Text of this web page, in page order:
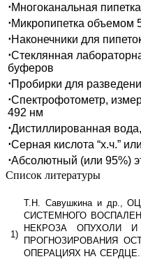
⋅Многоканальная
⋅Микропипетка объемом
⋅Наконечники для
⋅Стеклянная
буферов
⋅Пробирки для
⋅Спектрофотометр,
492 нм
⋅Дистиллированная
⋅Серная кислота “х.ч.”
⋅Абсолютный (или 95%)
Список литературы
1)
Т.Н. Савушкина и др.,
СИСТЕМНОГО
НЕКРОЗА ОПУХОЛИ
ПРОГНОЗИРОВАНИЯ
ОПЕРАЦИЯХ НА СЕРДЦЕ.